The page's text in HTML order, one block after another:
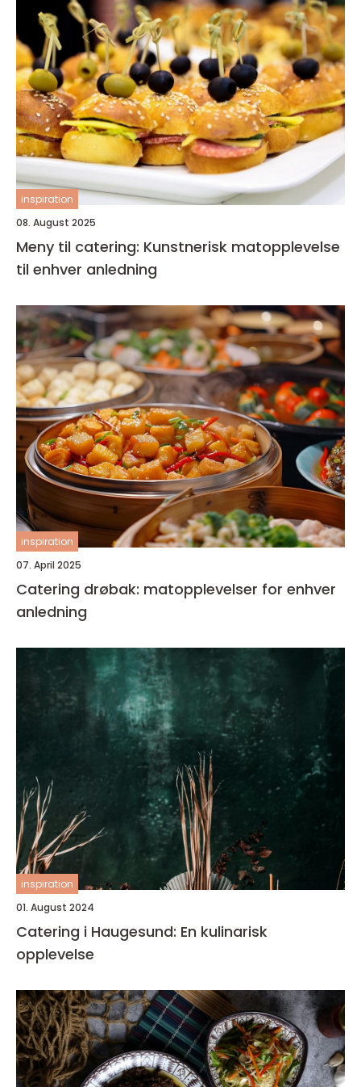
inspiration
08. August 2025
Meny til catering: Kunstnerisk matopplevelse
til enhver anledning
inspiration
07. April 2025
Catering drøbak: matopplevelser for enhver
anledning
inspiration
01. August 2024
Catering i Haugesund: En kulinarisk
opplevelse